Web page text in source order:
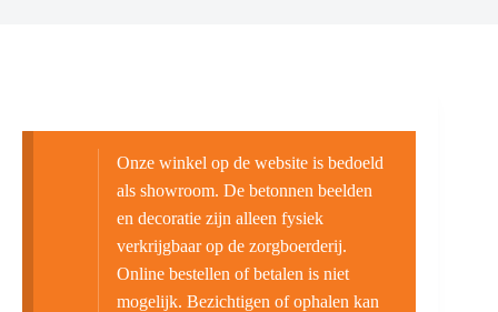
Onze winkel op de website is bedoeld
als showroom. De betonnen beelden
en decoratie zijn alleen fysiek
verkrijgbaar op de zorgboerderij.
Online bestellen of betalen is niet
mogelijk. Bezichtigen of ophalen kan